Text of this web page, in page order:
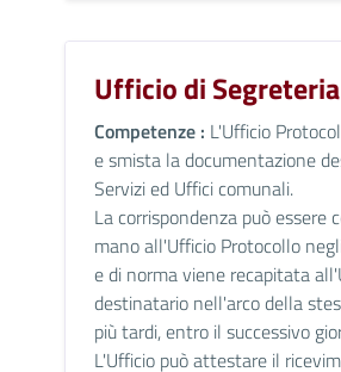
Ufficio di Segreteria
Competenze : L'Ufficio
e smista la documentazione
Servizi ed Uffici comunali.
La corrispondenza può essere
mano all'Ufficio Protocollo
e di norma viene recapitata
destinatario nell'arco della
più tardi, entro il successivo
L'Ufficio può attestare il